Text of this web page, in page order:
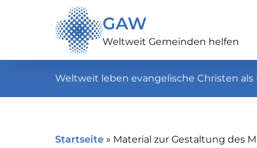
GAW
Weltweit Gemeinden helfen
Weltweit leben evangelische Christen
Startseite » Material zur Gestaltung des